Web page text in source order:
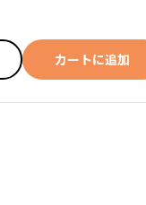
カートに追加